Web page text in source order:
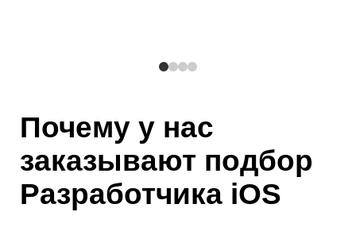
Почему у нас
заказывают подбор
Разработчика iOS